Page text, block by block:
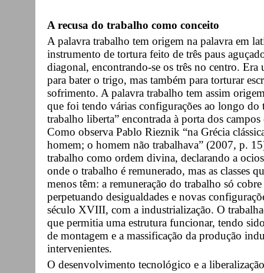
A recusa do trabalho como conceito
A palavra trabalho tem origem na palavra em
instrumento de tortura feito de três paus
diagonal, encontrando-se os três no centro.
para bater o trigo, mas também para torturar
sofrimento. A palavra trabalho tem assim
que foi tendo várias configurações ao longo do
trabalho liberta” encontrada à porta dos
Como observa Pablo Rieznik “na Grécia
homem; o homem não trabalhava” (2007, p.
trabalho como ordem divina, declarando a
onde o trabalho é remunerado, mas as classes
menos têm: a remuneração do trabalho só
perpetuando desigualdades e novas
século XVIII, com a industrialização. O
que permitia uma estrutura funcionar, tendo
de montagem e a massificação da produção
intervenientes.
O desenvolvimento tecnológico e a